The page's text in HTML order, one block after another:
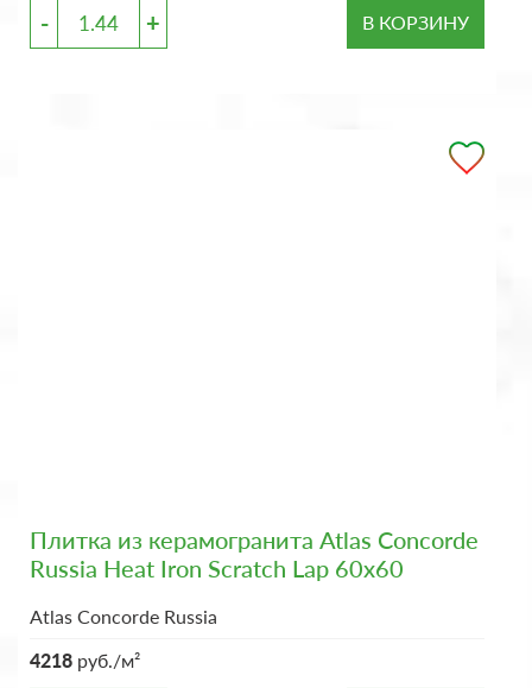
- + В КОРЗИНУ
Плитка из керамогранита Atlas Concorde
Russia Heat Iron Scratch Lap 60x60
Atlas Concorde Russia
4218 руб./м²